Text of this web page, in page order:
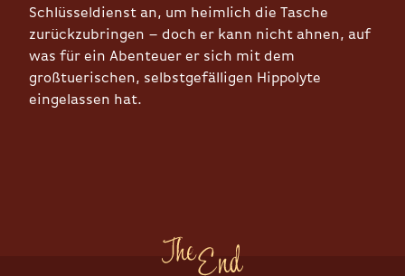
Schlüsseldienst an, um heimlich die Tasche
zurückzubringen – doch er kann nicht ahnen, auf
was für ein Abenteuer er sich mit dem
großtuerischen, selbstgefälligen Hippolyte
eingelassen hat.